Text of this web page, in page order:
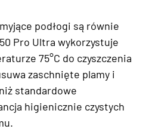
podłogi są równie
Pro Ultra wykorzystuje
75°C do czyszczenia
zaschnięte plamy i
standardowe
higienicznie czystych